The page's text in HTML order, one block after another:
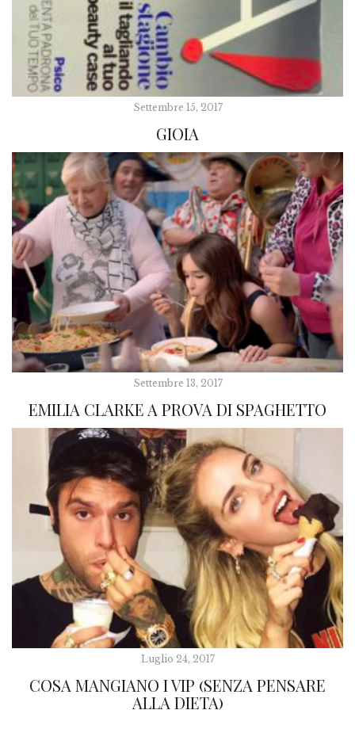
Settembre 15, 2017
GIOIA
Settembre 13, 2017
EMILIA CLARKE A PROVA DI SPAGHETTO
Luglio 24, 2017
COSA MANGIANO I VIP (SENZA PENSARE
ALLA DIETA)